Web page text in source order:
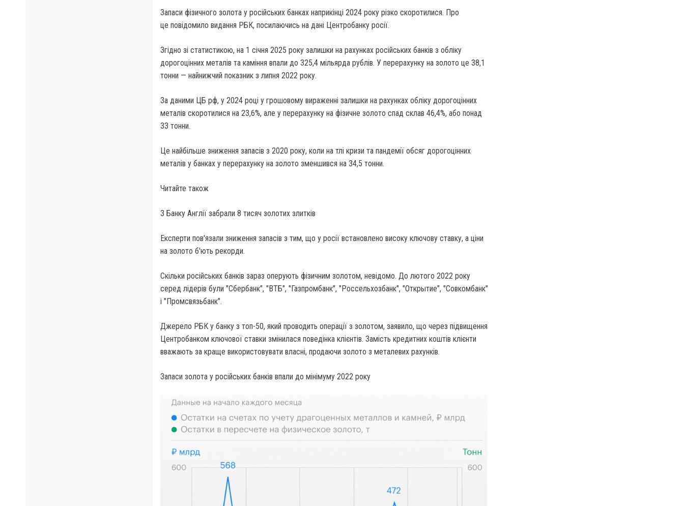
Запаси фізичного золота у російських банках наприкінці 2024 року різко скоротилися. Про
це повідомило видання РБК, посилаючись на дані Центробанку росії.
Згідно зі статистикою, на 1 січня 2025 року залишки на рахунках російських банків з обліку
дорогоцінних металів та каміння впали до 325,4 мільярда рублів. У перерахунку на золото це 38,1
тонни — найнижчий показник з липня 2022 року.
За даними ЦБ рф, у 2024 році у грошовому вираженні залишки на рахунках обліку дорогоцінних
металів скоротилися на 23,6%, але у перерахунку на фізичне золото спад склав 46,4%, або понад
33 тонни.
Це найбільше зниження запасів з 2020 року, коли на тлі кризи та пандемії обсяг дорогоцінних
металів у банках у перерахунку на золото зменшився на 34,5 тонни.
Читайте також
З Банку Англії забрали 8 тисяч золотих злитків
Експерти пов'язали зниження запасів з тим, що у росії встановлено високу ключову ставку, а ціни
на золото б'ють рекорди.
Скільки російських банків зараз оперують фізичним золотом, невідомо. До лютого 2022 року
серед лідерів були "Сбербанк", "ВТБ", "Газпромбанк", "Россельхозбанк", "Открытие", "Совкомбанк"
і "Промсвязьбанк".
Джерело РБК у банку з топ-50, який проводить операції з золотом, заявило, що через підвищення
Центробанком ключової ставки змінилася поведінка клієнтів. Замість кредитних коштів клієнти
вважають за краще використовувати власні, продаючи золото з металевих рахунків.
Запаси золота у російських банків впали до мінімуму 2022 року